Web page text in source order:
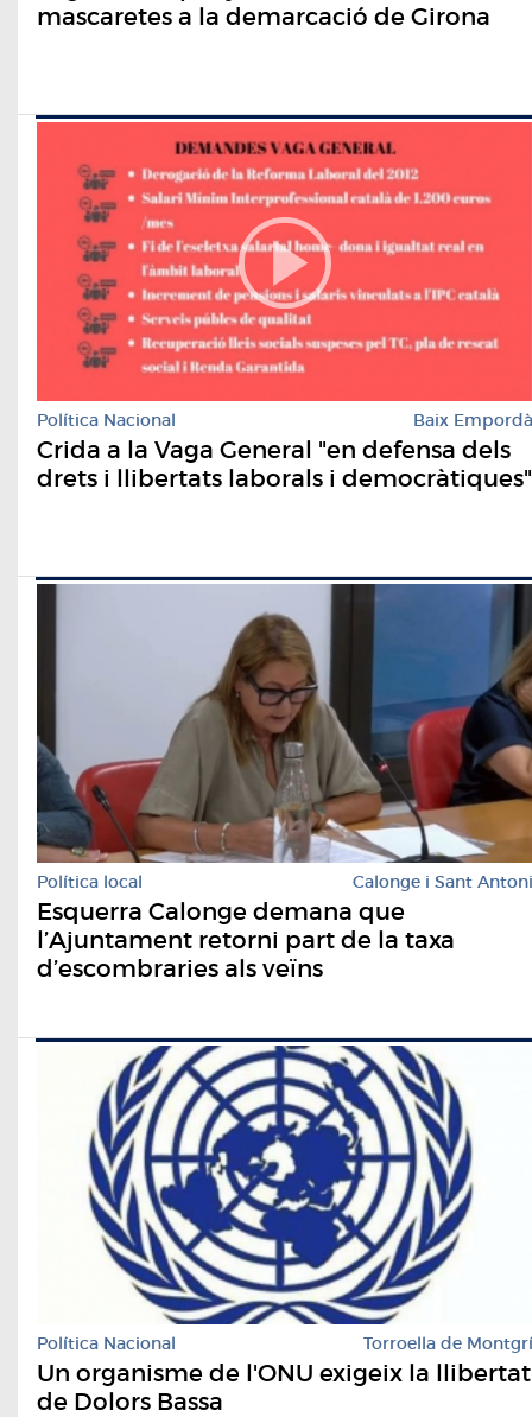
mascaretes a la demarcació de Girona
Política Nacional Baix Empordà
Crida a la Vaga General "en defensa dels
drets i llibertats laborals i democràtiques"
Política local Calonge i Sant Antoni
Esquerra Calonge demana que
l’Ajuntament retorni part de la taxa
d’escombraries als veïns
Política Nacional Torroella de Montgrí
Un organisme de l'ONU exigeix la llibertat
de Dolors Bassa